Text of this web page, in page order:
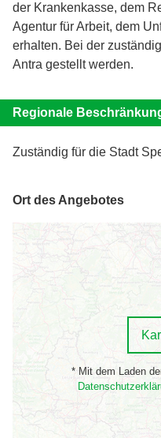
der Krankenkasse, dem
Agentur für Arbeit, dem
erhalten. Bei der
Antra gestellt werden.
Regionale
Zuständig für die Stadt
Ort des Angebotes
* Mit dem Laden